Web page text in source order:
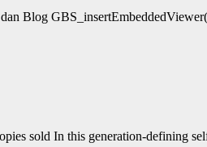
Blog
sold In this generation-defining